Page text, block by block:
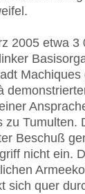
2005 etwa
zu Tumulten.
Beschuß
nicht ein.
sich quer